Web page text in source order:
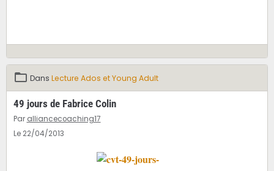
Dans Lecture Ados et Young Adult
49 jours de Fabrice Colin
Par alliancecoaching17
Le 22/04/2013